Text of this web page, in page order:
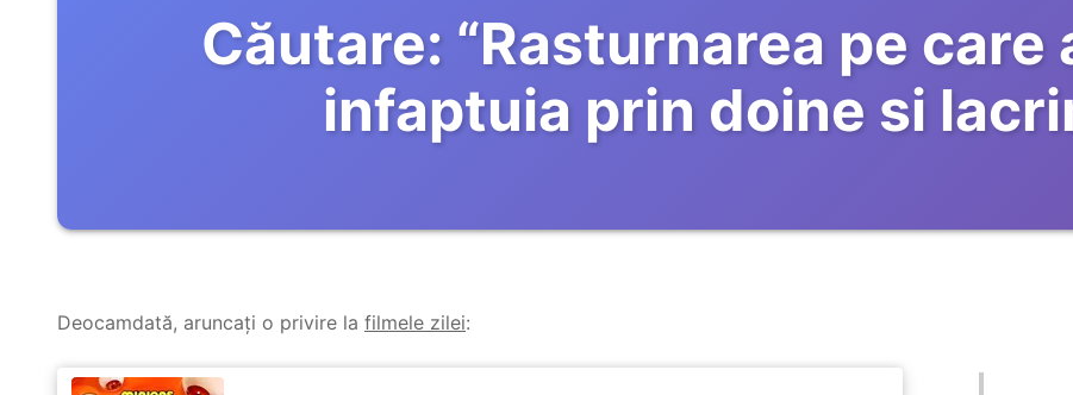
Căutare: “Rasturnarea pe care
infaptuia prin doine si
Deocamdată, aruncați o privire la filmele zilei: